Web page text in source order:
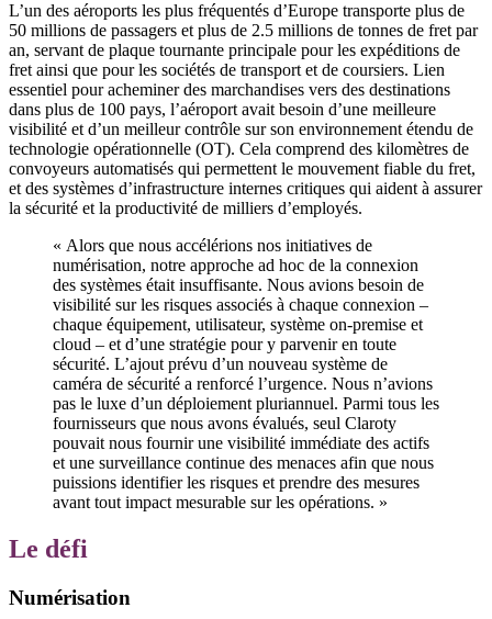
L’un des aéroports les plus fréquentés d’Europe transporte plus de
50 millions de passagers et plus de 2.5 millions de tonnes de fret par
an, servant de plaque tournante principale pour les expéditions de
fret ainsi que pour les sociétés de transport et de coursiers. Lien
essentiel pour acheminer des marchandises vers des destinations
dans plus de 100 pays, l’aéroport avait besoin d’une meilleure
visibilité et d’un meilleur contrôle sur son environnement étendu de
technologie opérationnelle (OT). Cela comprend des kilomètres de
convoyeurs automatisés qui permettent le mouvement fiable du fret,
et des systèmes d’infrastructure internes critiques qui aident à assurer
la sécurité et la productivité de milliers d’employés.
« Alors que nous accélérions nos initiatives de
numérisation, notre approche ad hoc de la connexion
des systèmes était insuffisante. Nous avions besoin de
visibilité sur les risques associés à chaque connexion –
chaque équipement, utilisateur, système on-premise et
cloud – et d’une stratégie pour y parvenir en toute
sécurité. L’ajout prévu d’un nouveau système de
caméra de sécurité a renforcé l’urgence. Nous n’avions
pas le luxe d’un déploiement pluriannuel. Parmi tous les
fournisseurs que nous avons évalués, seul Claroty
pouvait nous fournir une visibilité immédiate des actifs
et une surveillance continue des menaces afin que nous
puissions identifier les risques et prendre des mesures
avant tout impact mesurable sur les opérations. »
Le défi
Numérisation